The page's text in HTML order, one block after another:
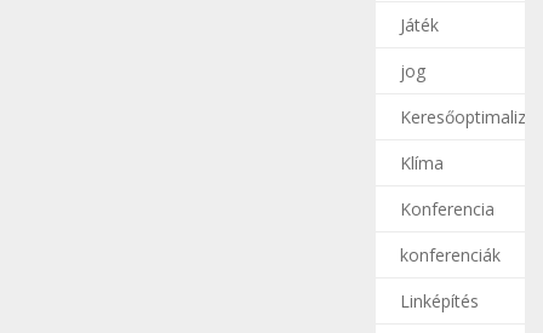
Játék
jog
Klíma
Konferencia
konferenciák
Linképítés